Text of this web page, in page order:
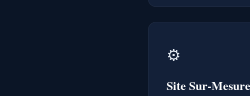
⚙️
Site Sur-Mesure